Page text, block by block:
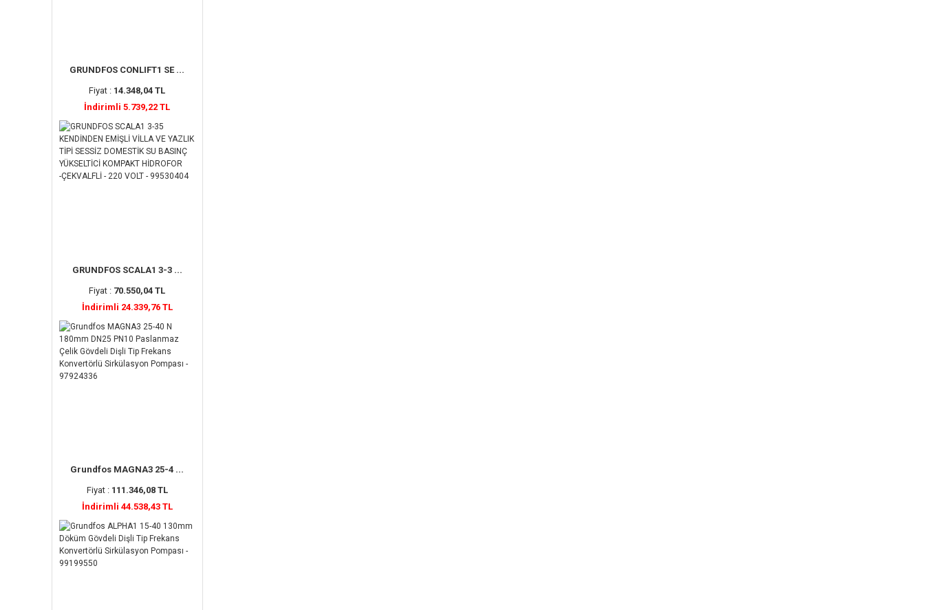
GRUNDFOS CONLIFT1 SE ...
Fiyat : 14.348,04 TL
İndirimli 5.739,22 TL
GRUNDFOS SCALA1 3-3 ...
Fiyat : 70.550,04 TL
İndirimli 24.339,76 TL
Grundfos MAGNA3 25-4 ...
Fiyat : 111.346,08 TL
İndirimli 44.538,43 TL